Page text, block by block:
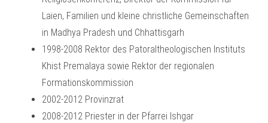
Laien, Familien und kleine christliche Gemeinschaften
in Madhya Pradesh und Chhattisgarh
1998-2008 Rektor des Patoraltheologischen Instituts
Khist Premalaya sowie Rektor der regionalen
Formationskommission
2002-2012 Provinzrat
2008-2012 Priester in der Pfarrei Ishgar